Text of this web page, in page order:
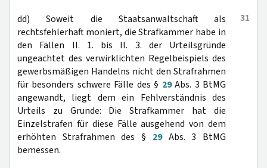
31
dd) Soweit die Staatsanwaltschaft als
rechtsfehlerhaft moniert, die Strafkammer habe in
den Fällen II. 1. bis II. 3. der Urteilsgründe
ungeachtet des verwirklichten Regelbeispiels des
gewerbsmäßigen Handelns nicht den Strafrahmen
für besonders schwere Fälle des § 29Abs. 3 BtMG
angewandt, liegt dem ein Fehlverständnis des
Urteils zu Grunde: Die Strafkammer hat die
Einzelstrafen für diese Fälle ausgehend von dem
erhöhten Strafrahmen des § 29Abs. 3 BtMG
bemessen.